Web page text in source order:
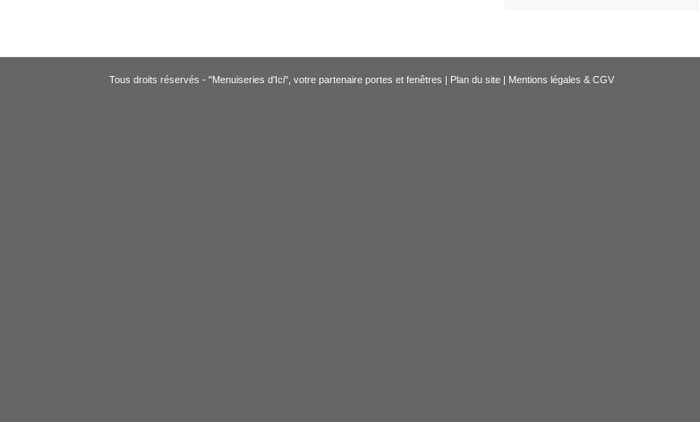
Tous droits réservés - "Menuiseries d'Ici", votre partenaire portes et fenêtres | Plan du site | Mentions légales & CGV